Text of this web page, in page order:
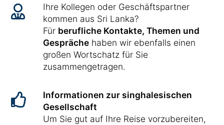
Ihre Kollegen oder Geschäftspartner
kommen aus Sri Lanka?
Für berufliche Kontakte, Themen und
Gespräche haben wir ebenfalls einen
großen Wortschatz für Sie
zusammengetragen.
Informationen zur singhalesischen
Gesellschaft
Um Sie gut auf Ihre Reise vorzubereiten,